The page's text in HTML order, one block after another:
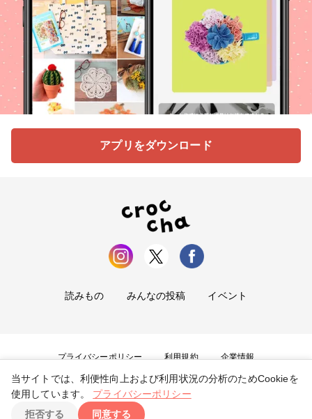
アプリをダウンロード
読みもの みんなの投稿 イベント
プライバシーポリシー 利用規約 企業情報
お問い合わせ
Copyright ©2026tryangle Co., Ltd. All Rights Reserved.
当サイトでは、利便性向上および利用状況の分析のためCookieを
使用しています。
プライバシーポリシー
拒否する
同意する